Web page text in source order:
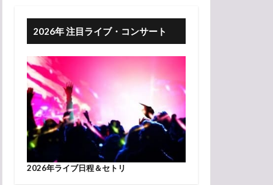
2026年 注目ライブ・コンサート
2026年ライブ日程＆セトリ